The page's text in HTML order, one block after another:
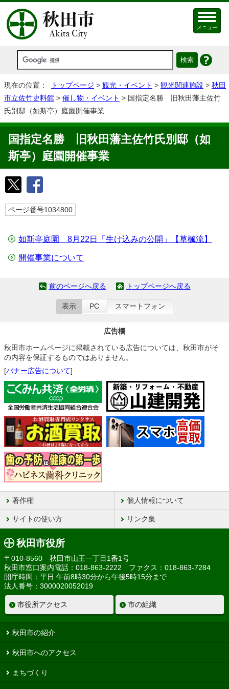
メニュー
現在の位置： トップページ > 観光・イベント > 観光関連施設 > 秋田
市立佐竹史料館 > 催し物・イベント > 国指定名勝 旧秋田藩主佐竹
氏別邸（如斯亭）庭園開催事業
国指定名勝 旧秋田藩主佐竹氏別邸（如
斯亭）庭園開催事業
ページ番号1034800
如斯亭庭園 8月22日「生け込みの公開」【草楓流】
開催事業について
前のページへ戻る トップページへ戻る
表示 PC スマートフォン
広告欄
秋田市ホームページに掲載されている広告については、秋田市がそ
の内容を保証するものではありません。
[バナー広告について]
著作権 個人情報について
サイトの使い方 リンク集
秋田市役所
〒010-8560 秋田市山王一丁目1番1号
秋田市窓口案内電話：018-863-2222 ファクス：018-863-7284
開庁時間：平日 午前8時30分から午後5時15分まで
法人番号：3000020052019
市役所アクセス 市の組織
秋田市の紹介
秋田市へのアクセス
まちづくり